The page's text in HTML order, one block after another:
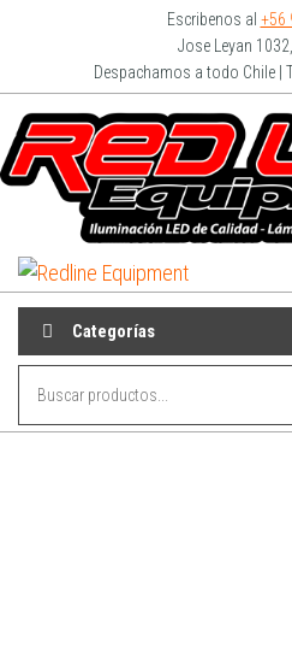
Escribenos al +56
Jose Leyan
Despachamos a todo Chile |
Equipment
Categorías